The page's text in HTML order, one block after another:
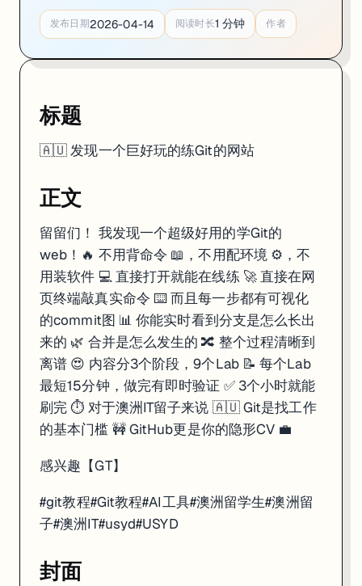
发布日期2026-04-14 阅读时长1 分钟 作者
标题
🇦🇺 发现一个巨好玩的练Git的网站
正文
留留们！ 我发现一个超级好用的学Git的
web！🔥 不用背命令 📖，不用配环境 ⚙️，不
用装软件 💻 直接打开就能在线练 🚀 直接在网
页终端敲真实命令 ⌨️ 而且每一步都有可视化
的commit图 📊 你能实时看到分支是怎么长出
来的 🌿 合并是怎么发生的 🔀 整个过程清晰到
离谱 😍 内容分3个阶段，9个Lab 📝 每个Lab
最短15分钟，做完有即时验证 ✅ 3个小时就能
刷完 ⏱️ 对于澳洲IT留子来说 🇦🇺 Git是找工作
的基本门槛 🚧 GitHub更是你的隐形CV 💼
感兴趣【GT】
#git教程#Git教程#AI工具#澳洲留学生#澳洲留
子#澳洲IT#usyd#USYD
封面